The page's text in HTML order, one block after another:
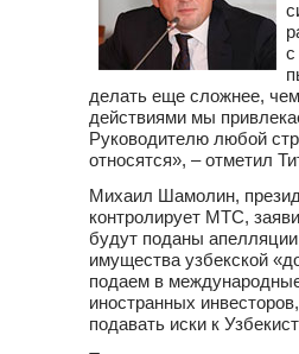
с
делать еще сложнее,
действиями мы
Руководителю любой
относятся», – отметил
Михаил Шамолин,
контролирует МТС,
будут поданы
имущества узбекской
подаем в
иностранных
подавать иски к